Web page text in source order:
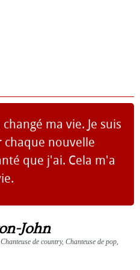
ma vie. Je suis
chaque nouvelle
que j'ai. Cela m'a
John
de country, Chanteuse de pop,